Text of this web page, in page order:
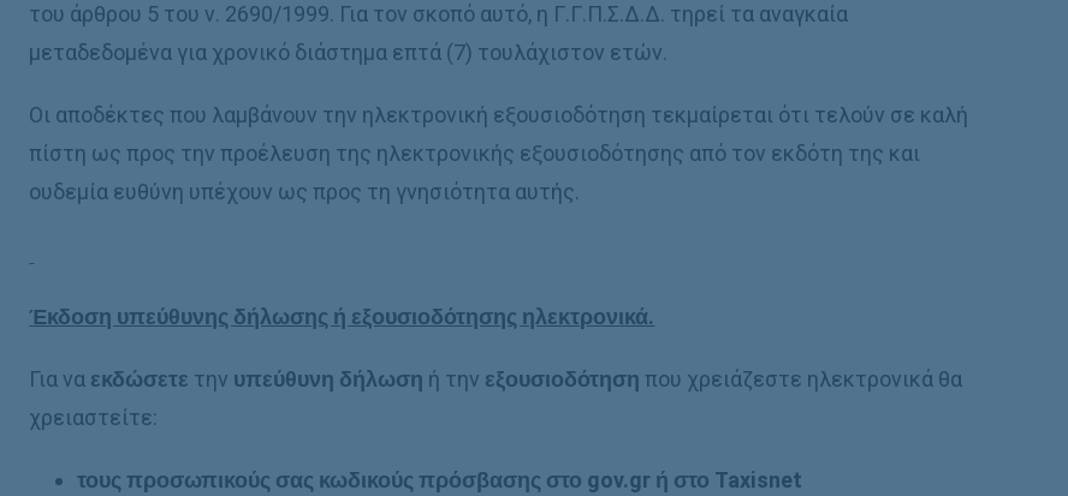
του άρθρου 5 του ν. 2690/1999. Για τον σκοπό αυτό, η Γ.Γ.Π.Σ.Δ.Δ. τηρεί τα αναγκαία
μεταδεδομένα για χρονικό διάστημα επτά (7) τουλάχιστον ετών.
Οι αποδέκτες που λαμβάνουν την ηλεκτρονική εξουσιοδότηση τεκμαίρεται ότι τελούν σε καλή
πίστη ως προς την προέλευση της ηλεκτρονικής εξουσιοδότησης από τον εκδότη της και
ουδεμία ευθύνη υπέχουν ως προς τη γνησιότητα αυτής.
Έκδοση υπεύθυνης δήλωσης ή εξουσιοδότησης ηλεκτρονικά.
Για να εκδώσετε την υπεύθυνη δήλωση ή την εξουσιοδότηση που χρειάζεστε ηλεκτρονικά θα
χρειαστείτε:
τους προσωπικούς σας κωδικούς πρόσβασης στο gov.gr ή στο Taxisnet